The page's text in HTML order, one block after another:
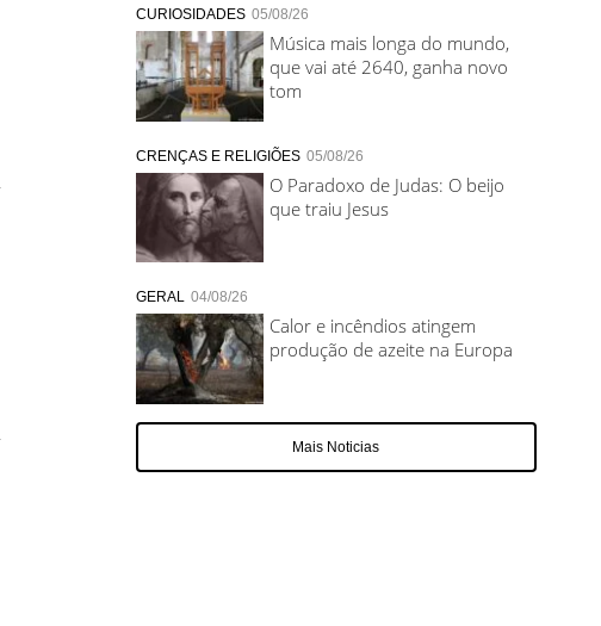
CURIOSIDADES 05/08/26
Música mais longa do mundo,
que vai até 2640, ganha novo
tom
CRENÇAS E RELIGIÕES 05/08/26
O Paradoxo de Judas: O beijo
que traiu Jesus
GERAL 04/08/26
Calor e incêndios atingem
produção de azeite na Europa
Mais Noticias